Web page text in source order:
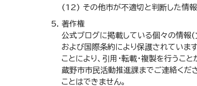
(12) その他市が不適切と判断した情報
著作権
公式ブログに掲載している個々の情報(
および国際条約により保護されていま
ことにより、引用・転載・複製を行う
蔵野市市民活動推進課までご連絡くだ
ことはできません。